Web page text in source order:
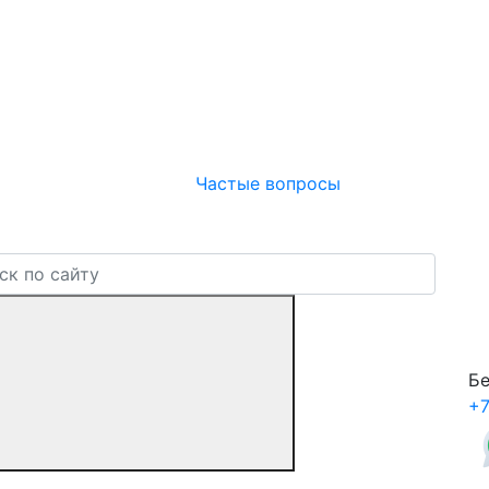
Частые вопросы